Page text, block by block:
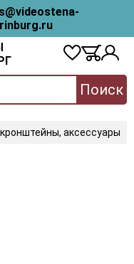
Поиск
аксессуары